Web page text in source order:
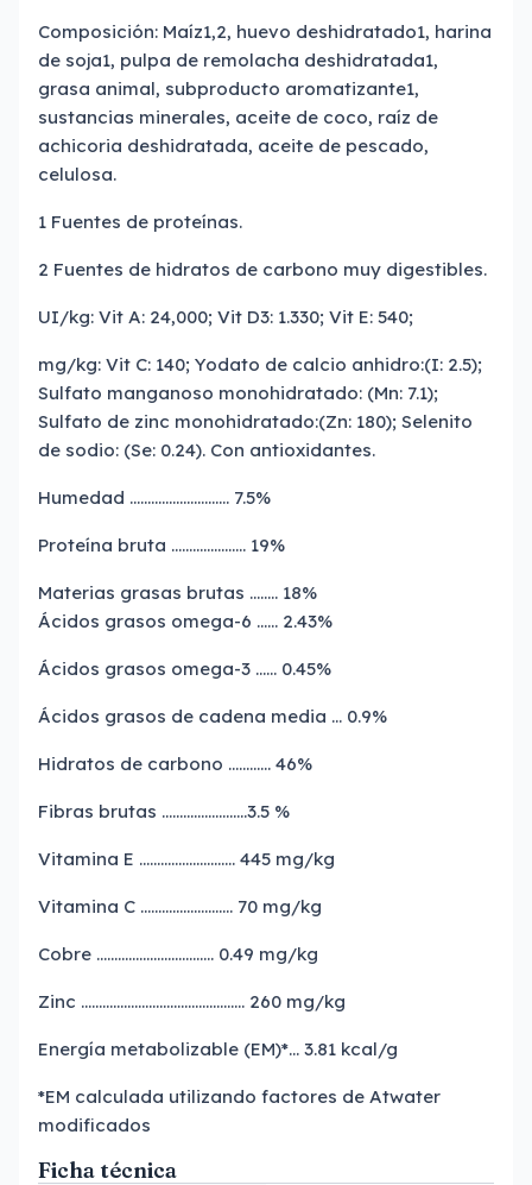
Composición: Maíz1,2, huevo deshidratado1, harina
de soja1, pulpa de remolacha deshidratada1,
grasa animal, subproducto aromatizante1,
sustancias minerales, aceite de coco, raíz de
achicoria deshidratada, aceite de pescado,
celulosa.
1 Fuentes de proteínas.
2 Fuentes de hidratos de carbono muy digestibles.
UI/kg: Vit A: 24,000; Vit D3: 1.330; Vit E: 540;
mg/kg: Vit C: 140; Yodato de calcio anhidro:(I: 2.5);
Sulfato manganoso monohidratado: (Mn: 7.1);
Sulfato de zinc monohidratado:(Zn: 180); Selenito
de sodio: (Se: 0.24). Con antioxidantes.
Humedad ………………………. 7.5%
Proteína bruta ………………… 19%
Materias grasas brutas …….. 18%
Ácidos grasos omega-6 …… 2.43%
Ácidos grasos omega-3 …… 0.45%
Ácidos grasos de cadena media … 0.9%
Hidratos de carbono ………… 46%
Fibras brutas ……………………3.5 %
Vitamina E ……………………… 445 mg/kg
Vitamina C …………………….. 70 mg/kg
Cobre …………………………… 0.49 mg/kg
Zinc ………………………………………. 260 mg/kg
Energía metabolizable (EM)*… 3.81 kcal/g
*EM calculada utilizando factores de Atwater
modificados
Ficha técnica